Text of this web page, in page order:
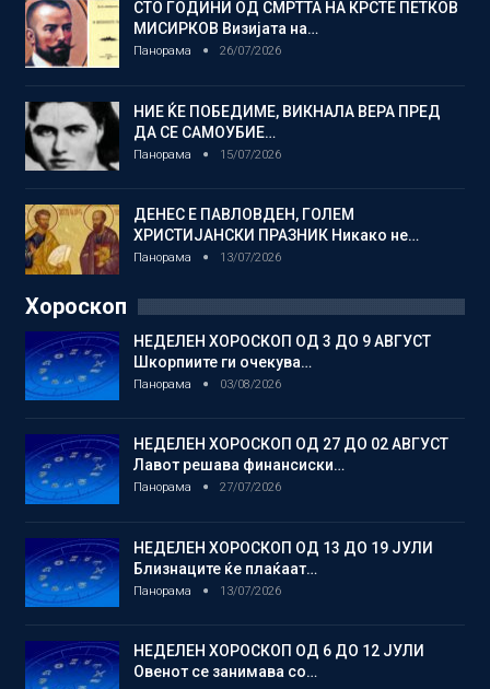
СТО ГОДИНИ ОД СМРТТА НА КРСТЕ ПЕТКОВ
МИСИРКОВ Визијата на…
Панорама 26/07/2026
НИЕ ЌЕ ПОБЕДИМЕ, ВИКНАЛА ВЕРА ПРЕД
ДА СЕ САМОУБИЕ…
Панорама 15/07/2026
ДЕНЕС Е ПАВЛОВДЕН, ГОЛЕМ
ХРИСТИЈАНСКИ ПРАЗНИК Никако не…
Панорама 13/07/2026
Хороскоп
НЕДЕЛЕН ХОРОСКОП ОД 3 ДО 9 АВГУСТ
Шкорпиите ги очекува…
Панорама 03/08/2026
НЕДЕЛЕН ХОРОСКОП ОД 27 ДО 02 АВГУСТ
Лавот решава финансиски…
Панорама 27/07/2026
НЕДЕЛЕН ХОРОСКОП ОД 13 ДО 19 ЈУЛИ
Близнаците ќе плаќаат…
Панорама 13/07/2026
НЕДЕЛЕН ХОРОСКОП ОД 6 ДО 12 ЈУЛИ
Овенот се занимава со…